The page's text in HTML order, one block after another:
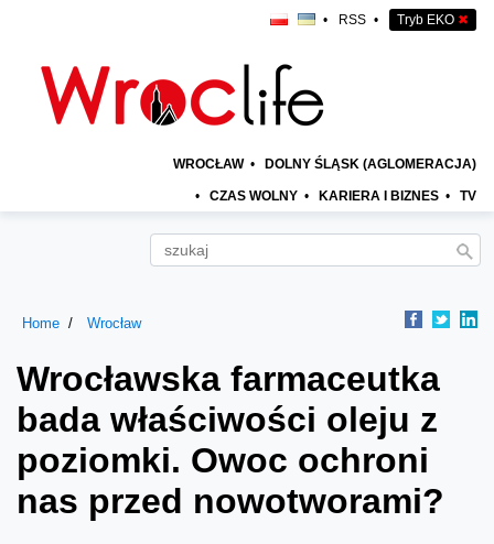
• RSS • Tryb EKO ✖
WROCŁAW • DOLNY ŚLĄSK (AGLOMERACJA)
• CZAS WOLNY • KARIERA I BIZNES • TV
Home Wrocław
Wrocławska farmaceutka
bada właściwości oleju z
poziomki. Owoc ochroni
nas przed nowotworami?